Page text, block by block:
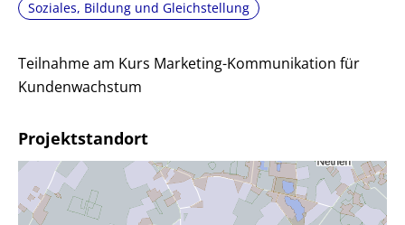
Soziales, Bildung und Gleichstellung
Teilnahme am Kurs Marketing-Kommunikation für
Kundenwachstum
Projektstandort